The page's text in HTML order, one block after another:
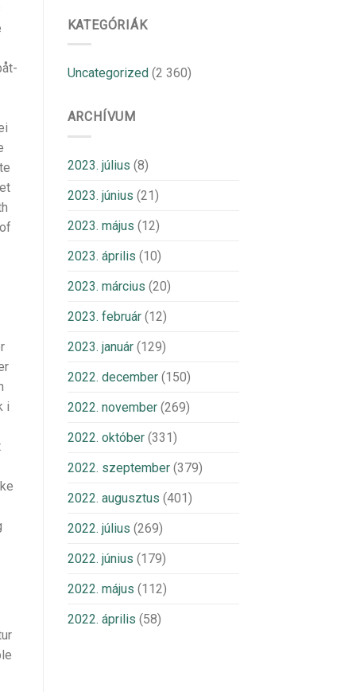
i
KATEGÓRIÁK
Uncategorized (2 360)
ARCHÍVUM
2023. július (8)
2023. június (21)
2023. május (12)
2023. április (10)
2023. március (20)
2023. február(12)
2023. január(129)
2022. december(150)
2022. november(269)
2022. október(331)
2022. szeptember(379)
2022. augusztus (401)
2022. július (269)
2022. június (179)
2022. május (112)
2022. április (58)